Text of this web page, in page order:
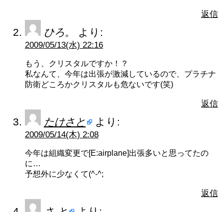
返信
ひろ。 より:
2009/05/13(水) 22:16
もう、クリスタルですか！？
私なんて、今年は出張が激減しているので、プラチナ
防衛どころかクリスタルも危ないです(笑)
返信
たけさと より:
2009/05/14(木) 2:08
今年は組織変更で[E:airplane]出張多いと思ってたの
に…
予想外に少なくて(^-^;
返信